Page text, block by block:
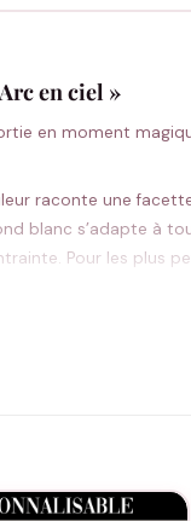
en ciel »
en moment
raconte une
blanc s’adapte à
Pour les plus